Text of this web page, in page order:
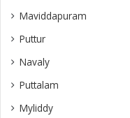
Maviddapuram
Puttur
Navaly
Puttalam
Myliddy